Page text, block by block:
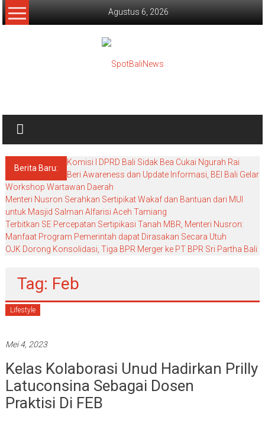
Lompat
ke
Agustus 6, 2026
Berita Baru:
Komisi I DPRD Bali Sidak Bea Cukai Ngurah Rai
Beri Awareness dan Update Informasi, BEI Bali Gelar
Workshop Wartawan Daerah
Menteri Nusron Serahkan Sertipikat Wakaf dan Bantuan dari MUI
untuk Masjid Salman Alfarisi Aceh Tamiang
Terbitkan SE Percepatan Sertipikasi Tanah MBR, Menteri Nusron:
Manfaat Program Pemerintah dapat Dirasakan Secara Utuh
OJK Dorong Konsolidasi, Tiga BPR Merger ke PT BPR Sri Partha Bali
Tag: Feb
Lifestyle
Mei 4, 2023
Kelas Kolaborasi Unud Hadirkan Prilly
Latuconsina Sebagai Dosen
Praktisi Di FEB